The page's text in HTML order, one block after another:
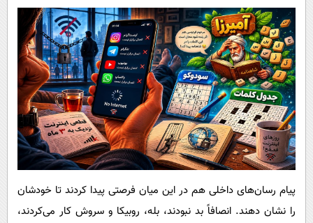
پیام‌ رسان‌های داخلی هم در این میان فرصتی پیدا کردند تا خودشان
را نشان دهند. انصافاً بد نبودند، بله، روبیکا و سروش کار می‌کردند،